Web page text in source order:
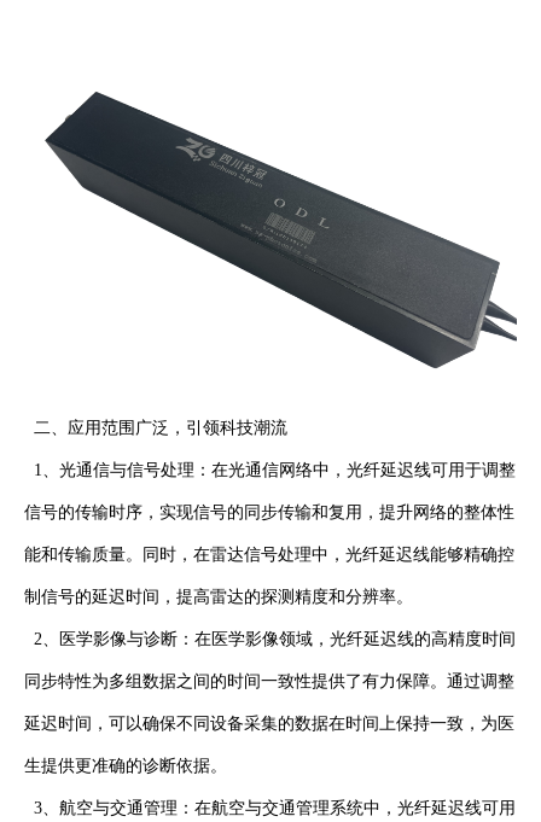
二、应用范围广泛，引领科技潮流
1、光通信与信号处理：在光通信网络中，光纤延迟线可用于调整
信号的传输时序，实现信号的同步传输和复用，提升网络的整体性
能和传输质量。同时，在雷达信号处理中，光纤延迟线能够精确控
制信号的延迟时间，提高雷达的探测精度和分辨率。
2、医学影像与诊断：在医学影像领域，光纤延迟线的高精度时间
同步特性为多组数据之间的时间一致性提供了有力保障。通过调整
延迟时间，可以确保不同设备采集的数据在时间上保持一致，为医
生提供更准确的诊断依据。
3、航空与交通管理：在航空与交通管理系统中，光纤延迟线可用